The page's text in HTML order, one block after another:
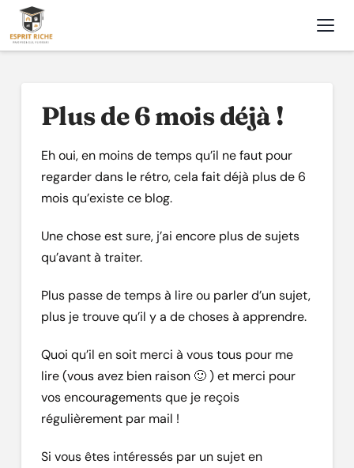
Plus de 6 mois déjà !
Eh oui, en moins de temps qu’il ne faut pour
regarder dans le rétro, cela fait déjà plus de 6
mois qu’existe ce blog.
Une chose est sure, j’ai encore plus de sujets
qu’avant à traiter.
Plus passe de temps à lire ou parler d’un sujet,
plus je trouve qu’il y a de choses à apprendre.
Quoi qu’il en soit merci à vous tous pour me
lire (vous avez bien raison 🙂 ) et merci pour
vos encouragements que je reçois
régulièrement par mail !
Si vous êtes intéressés par un sujet en